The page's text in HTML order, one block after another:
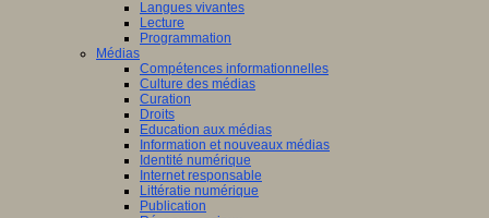
Langues vivantes
Lecture
Programmation
Médias
Compétences informationnelles
Culture des médias
Curation
Droits
Education aux médias
Information et nouveaux médias
Identité numérique
Internet responsable
Littératie numérique
Publication